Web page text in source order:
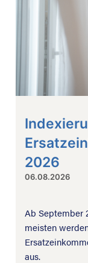
2026
06.08.2026
Ab September
meisten
aus.